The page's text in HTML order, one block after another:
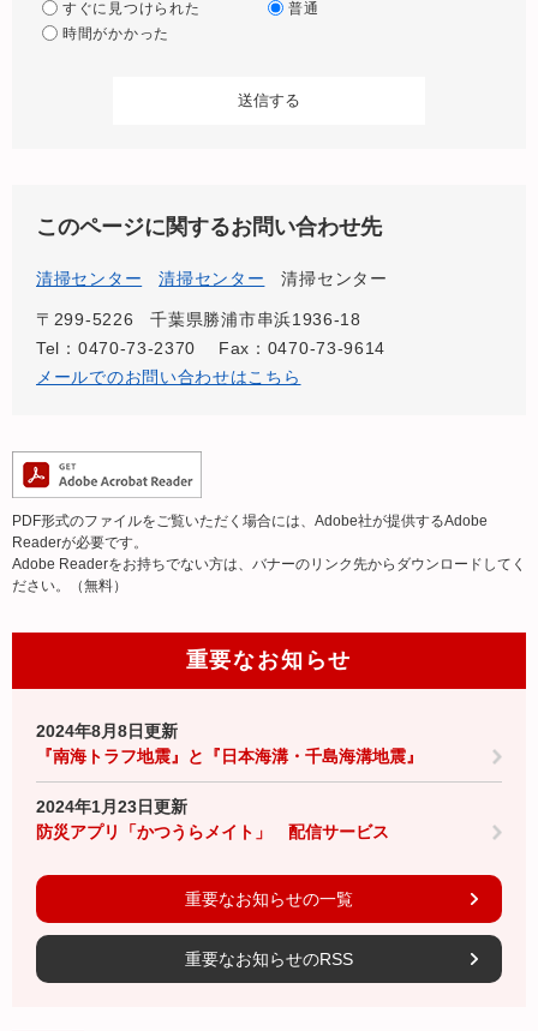
すぐに見つけられた
普通
時間がかかった
このページに関するお問い合わせ先
清掃センター 清掃センター 清掃センター
〒299-5226
千葉県勝浦市串浜1936-18
Tel：0470-73-2370
Fax：0470-73-9614
メールでのお問い合わせはこちら
PDF形式のファイルをご覧いただく場合には、Adobe社が提供するAdobe
Readerが必要です。
Adobe Readerをお持ちでない方は、バナーのリンク先からダウンロードしてく
ださい。（無料）
重要なお知らせ
2024年8月8日更新
『南海トラフ地震』と『日本海溝・千島海溝地震』
2024年1月23日更新
防災アプリ「かつうらメイト」 配信サービス
重要なお知らせの一覧
重要なお知らせのRSS